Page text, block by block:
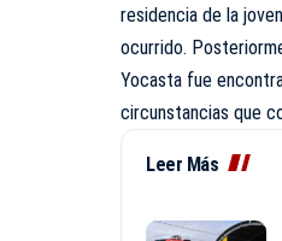
residencia de la
ocurrido.
Yocasta fue
circunstancias que
Leer Más